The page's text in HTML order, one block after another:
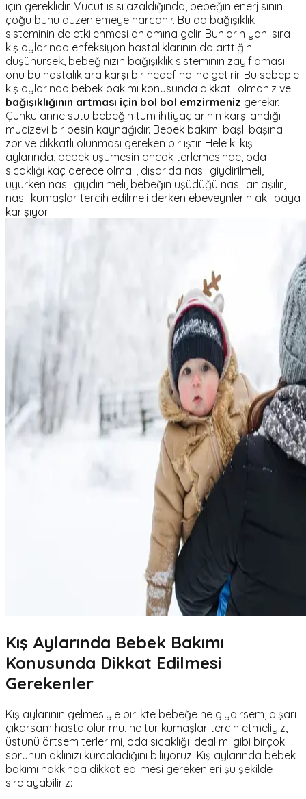
için gereklidir. Vücut ısısı azaldığında, bebeğin enerjisinin
çoğu bunu düzenlemeye harcanır. Bu da bağışıklık
sisteminin de etkilenmesi anlamına gelir. Bunların yanı sıra
kış aylarında enfeksiyon hastalıklarının da arttığını
düşünürsek, bebeğinizin bağışıklık sisteminin zayıflaması
onu bu hastalıklara karşı bir hedef haline getirir. Bu sebeple
kış aylarında bebek bakımı konusunda dikkatli olmanız ve
bağışıklığının artması için bol bol emzirmeniz gerekir.
Çünkü anne sütü bebeğin tüm ihtiyaçlarının karşılandığı
mucizevi bir besin kaynağıdır. Bebek bakımı başlı başına
zor ve dikkatli olunması gereken bir iştir. Hele ki kış
aylarında, bebek üşümesin ancak terlemesinde, oda
sıcaklığı kaç derece olmalı, dışarıda nasıl giydirilmeli,
uyurken nasıl giydirilmeli, bebeğin üşüdüğü nasıl anlaşılır,
nasıl kumaşlar tercih edilmeli derken ebeveynlerin aklı baya
karışıyor.
Kış Aylarında Bebek Bakımı
Konusunda Dikkat Edilmesi
Gerekenler
Kış aylarının gelmesiyle birlikte bebeğe ne giydirsem, dışarı
çıkarsam hasta olur mu, ne tür kumaşlar tercih etmeliyiz,
üstünü örtsem terler mi, oda sıcaklığı ideal mi gibi birçok
sorunun aklınızı kurcaladığını biliyoruz. Kış aylarında bebek
bakımı hakkında dikkat edilmesi gerekenleri şu şekilde
sıralayabiliriz: